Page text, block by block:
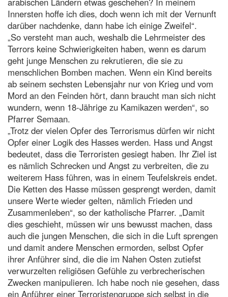
Innersten hoffe ich dies, doch wenn ich mit der Vernunft
darüber nachdenke, dann habe ich einige Zweifel“.
„So versteht man auch, weshalb die Lehrmeister des
Terrors keine Schwierigkeiten haben, wenn es darum
geht junge Menschen zu rekrutieren, die sie zu
menschlichen Bomben machen. Wenn ein Kind bereits
ab seinem sechsten Lebensjahr nur von Krieg und vom
Mord an den Feinden hört, dann braucht man sich nicht
wundern, wenn 18-Jährige zu Kamikazen werden“, so
Pfarrer Semaan.
„Trotz der vielen Opfer des Terrorismus dürfen wir nicht
Opfer einer Logik des Hasses werden. Hass und Angst
bedeutet, dass die Terroristen gesiegt haben. Ihr Ziel ist
es nämlich Schrecken und Angst zu verbreiten, die zu
weiterem Hass führen, was in einem Teufelskreis endet.
Die Ketten des Hasse müssen gesprengt werden, damit
unsere Werte wieder gelten, nämlich Frieden und
Zusammenleben“, so der katholische Pfarrer. „Damit
dies geschieht, müssen wir uns bewusst machen, dass
auch die jungen Menschen, die sich in die Luft sprengen
und damit andere Menschen ermorden, selbst Opfer
ihrer Anführer sind, die die im Nahen Osten zutiefst
verwurzelten religiösen Gefühle zu verbrecherischen
Zwecken manipulieren. Ich habe noch nie gesehen, dass
ein Anführer einer Terroristengruppe sich selbst in die